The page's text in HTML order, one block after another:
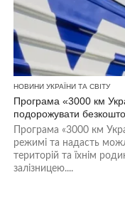
НОВИНИ УКРАЇНИ ТА СВІТУ
Програма «3000 км
подорожувати
Програма «3000 км
режимі та надасть
територій та їхнім
залізницею....